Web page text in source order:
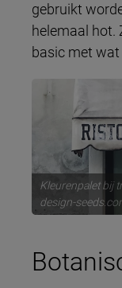
gebruikt
helemaal hot.
basic met wat
Kleurenpalet bij
design-